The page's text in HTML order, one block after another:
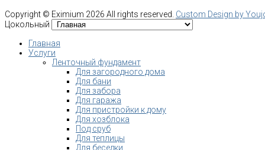
Copyright © Eximium 2026 All rights reserved. Custom Design by
Цокольный
Главная
Услуги
Ленточный фундамент
Для загородного дома
Для бани
Для забора
Для гаража
Для пристройки к дому
Для хозблока
Под сруб
Для теплицы
Для беседки